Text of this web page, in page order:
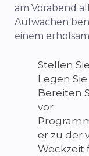
am Vorabend
Aufwachen
einem
Stellen
Legen
Bereiten
vor
er zu der
Weckzeit